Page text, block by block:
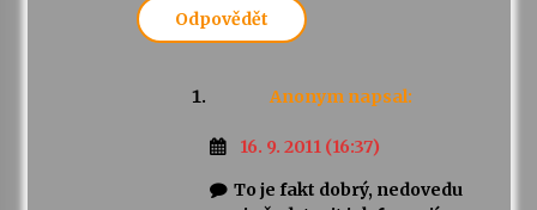
Odpovědět
Anonym napsal:
16. 9. 2011 (16:37)
To je fakt dobrý, nedovedu